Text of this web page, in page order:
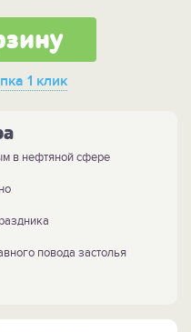
1 клик
в нефтяной сфере
повода застолья